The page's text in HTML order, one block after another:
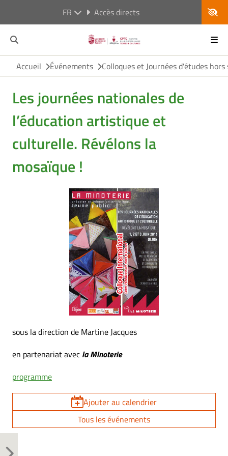
FR Accès directs
Accueil Événements Colloques et Journées d'études
Les journées nationales de
l’éducation artistique et
culturelle. Révélons la
mosaïque !
sous la direction de Martine Jacques
en partenariat avec la Minoterie
programme
Ajouter au calendrier
Tous les événements